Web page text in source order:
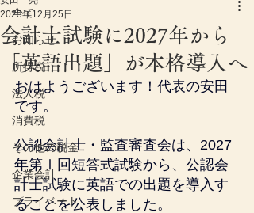
全て
お知らせ
所得税
法人税
消費税
その他の税金
企業会計
プライベート
会計士試験に2027年から
「英語出題」が本格導入へ
2025年12月25日
おはようございます！代表の安田
です。
公認会計士・監査審査会は、2027
年第Ⅰ回短答式試験から、公認会
計士試験に英語での出題を導入す
ることを公表しました。